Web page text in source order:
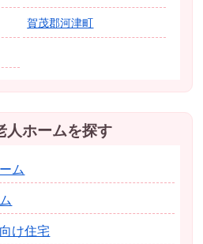
賀茂郡河津町
人ホームを探す
ム
け住宅